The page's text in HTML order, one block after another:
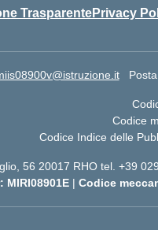
TrasparentePrivacy
Codice
Codice Indice delle
56 20017 RHO tel. +39
| Codice